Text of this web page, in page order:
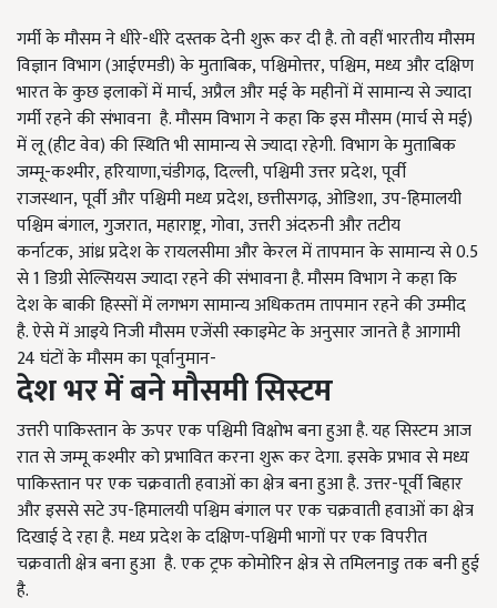
गर्मी के मौसम ने धीरे-धीरे दस्तक देनी शुरू कर दी है. तो वहीं भारतीय मौसम
विज्ञान विभाग (आईएमडी) के मुताबिक,पश्चिमोत्तर,पश्चिम,मध्य और दक्षिण
भारत के कुछ इलाकों में मार्च,अप्रैल और मई के महीनों में सामान्य से ज्यादा
गर्मी रहने की संभावना है. मौसम विभाग ने कहा कि इस मौसम (मार्च से मई)
में लू (हीट वेव) की स्थिति भी सामान्य से ज्यादा रहेगी.विभाग के मुताबिक
जम्मू-कश्मीर,हरियाणा,चंडीगढ़,दिल्ली,पश्चिमी उत्तर प्रदेश,पूर्वी
राजस्थान,पूर्वी और पश्चिमी मध्य प्रदेश,छत्तीसगढ़,ओडिशा,उप-हिमालयी
पश्चिम बंगाल,गुजरात,महाराष्ट्र,गोवा,उत्तरी अंदरुनी और तटीय
कर्नाटक,आंध्र प्रदेश के रायलसीमा और केरल में तापमान के सामान्य से 0.5
से 1 डिग्री सेल्सियस ज्यादा रहने की संभावना है. मौसम विभाग ने कहा कि
देश के बाकी हिस्सों में लगभग सामान्य अधिकतम तापमान रहने की उम्मीद
है. ऐसे में आइये निजी मौसम एजेंसी स्काइमेट के अनुसार जानते है आगामी
24 घंटों के मौसम का पूर्वानुमान-
देश भर में बने मौसमी सिस्टम
उत्तरी पाकिस्तान के ऊपर एक पश्चिमी विक्षोभ बना हुआ है. यह सिस्टम आज
रात से जम्मू कश्मीर को प्रभावित करना शुरू कर देगा.इसके प्रभाव से मध्य
पाकिस्तान पर एक चक्रवाती हवाओं का क्षेत्र बना हुआ है.उत्तर-पूर्वी बिहार
और इससे सटे उप-हिमालयी पश्चिम बंगाल पर एक चक्रवाती हवाओं का क्षेत्र
दिखाई दे रहा है.मध्य प्रदेश के दक्षिण-पश्चिमी भागों पर एक विपरीत
चक्रवाती क्षेत्र बना हुआ है.एक ट्रफ कोमोरिन क्षेत्र से तमिलनाडु तक बनी हुई
है.